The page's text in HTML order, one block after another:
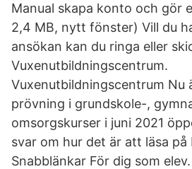
Manual skapa konto och gör
2,4 MB, nytt fönster) Vill du
ansökan kan du ringa eller
Vuxenutbildningscentrum.
Vuxenutbildningscentrum Nu
prövning i grundskole-,
omsorgskurser i juni 2021
svar om hur det är att läsa på
Snabblänkar För dig som